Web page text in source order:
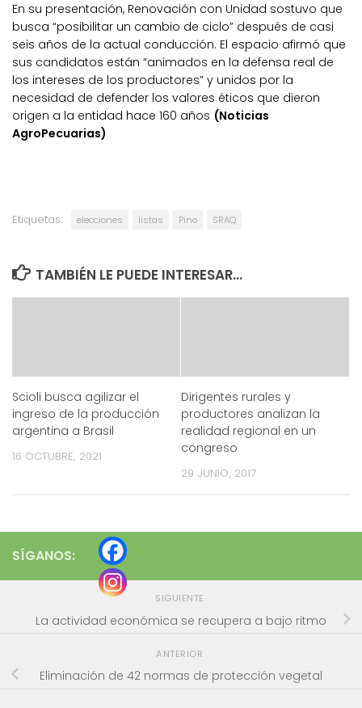
En su presentación, Renovación con Unidad sostuvo que
busca “posibilitar un cambio de ciclo” después de casi
seis años de la actual conducción. El espacio afirmó que
sus candidatos están “animados en la defensa real de
los intereses de los productores” y unidos por la
necesidad de defender los valores éticos que dieron
origen a la entidad hace 160 años (Noticias
AgroPecuarias)
Etiquetas: elecciones listas Pino SRAQ
TAMBIÉN LE PUEDE INTERESAR...
Scioli busca agilizar el
ingreso de la producción
argentina a Brasil
16 OCTUBRE, 2021
Dirigentes rurales y
productores analizan la
realidad regional en un
congreso
29 JUNIO, 2017
SÍGANOS:
SIGUIENTE
La actividad económica se recupera a bajo ritmo
ANTERIOR
Eliminación de 42 normas de protección vegetal